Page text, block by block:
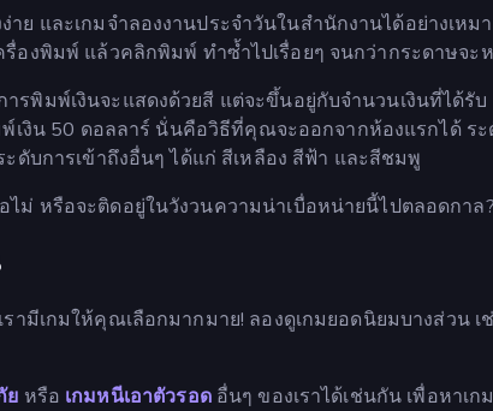
ย และเกมจำลองงานประจำวันในสำนักงานได้อย่างเหม
องพิมพ์ แล้วคลิกพิมพ์ ทำซ้ำไปเรื่อยๆ จนกว่ากระดาษจะ
ารพิมพ์เงินจะแสดงด้วยสี แต่จะขึ้นอยู่กับจำนวนเงินที่ได้
เงิน 50 ดอลลาร์ นั่นคือวิธีที่คุณจะออกจากห้องแรกได้ ระ
ดับการเข้าถึงอื่นๆ ได้แก่ สีเหลือง สีฟ้า และสีชมพู
ม่ หรือจะติดอยู่ในวังวนความน่าเบื่อหน่ายนี้ไปตลอดกาล?
เรามีเกมให้คุณเลือกมากมาย! ลองดูเกมยอดนิยมบางส่วน เ
ย หรือ เกมหนีเอาตัวรอดอื่นๆ ของเราได้เช่นกัน เพื่อหาเก